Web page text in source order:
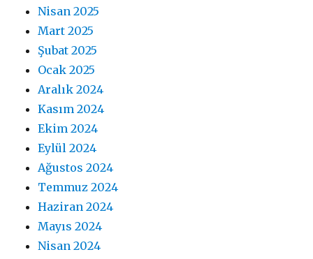
Nisan 2025
Mart 2025
Şubat 2025
Ocak 2025
Aralık 2024
Kasım 2024
Ekim 2024
Eylül 2024
Ağustos 2024
Temmuz 2024
Haziran 2024
Mayıs 2024
Nisan 2024